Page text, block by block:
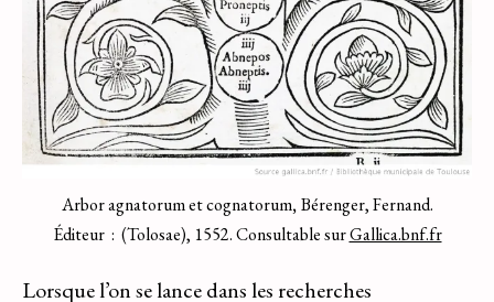
Arbor agnatorum et cognatorum,Bérenger, Fernand.
Éditeur : (Tolosae), 1552. Consultable surGallica.bnf.fr
Lorsque l’on se lance dans les recherches